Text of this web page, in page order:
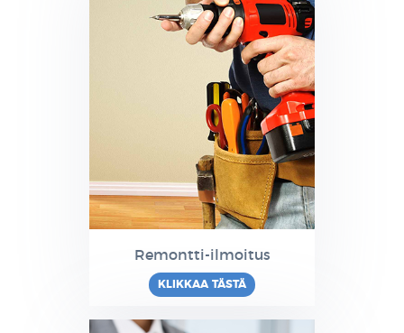
Remontti-ilmoitus
KLIKKAA TÄSTÄ